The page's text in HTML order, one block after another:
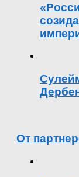
От